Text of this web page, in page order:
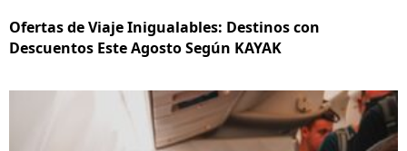
Ofertas de Viaje Inigualables: Destinos con
Descuentos Este Agosto Según KAYAK